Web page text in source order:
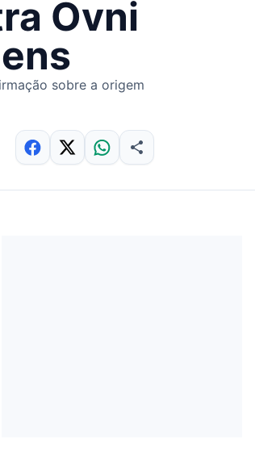
Ovni
sobre a origem